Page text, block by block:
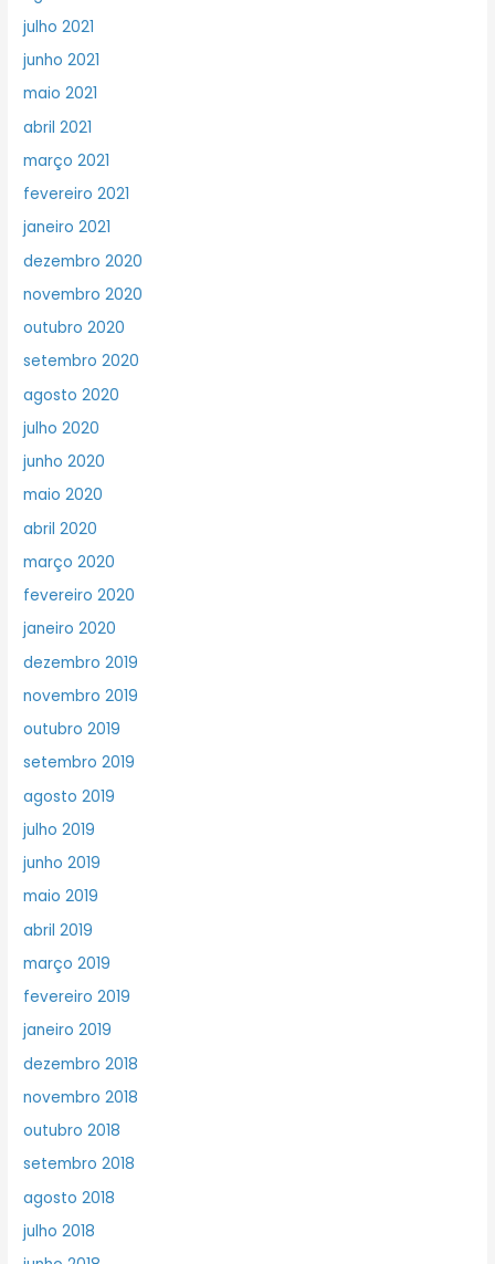
julho 2021
junho 2021
maio 2021
abril 2021
março 2021
fevereiro 2021
janeiro 2021
dezembro 2020
novembro 2020
outubro 2020
setembro 2020
agosto 2020
julho 2020
junho 2020
maio 2020
abril 2020
março 2020
fevereiro 2020
janeiro 2020
dezembro 2019
novembro 2019
outubro 2019
setembro 2019
agosto 2019
julho 2019
junho 2019
maio 2019
abril 2019
março 2019
fevereiro 2019
janeiro 2019
dezembro 2018
novembro 2018
outubro 2018
setembro 2018
agosto 2018
julho 2018